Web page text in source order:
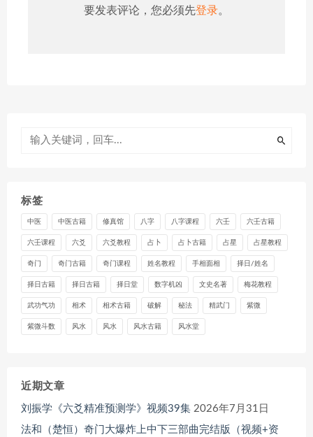
要发表评论，您必须先登录。
标签
中医 中医古籍 修真馆 八字 八字课程 六壬 六壬古籍
六壬课程 六爻 六爻教程 占卜 占卜古籍 占星 占星教程
奇门 奇门古籍 奇门课程 姓名教程 手相面相 择日/姓名
择日古籍 择日古籍 择日堂 数字机凶 文史名著 梅花教程
武功气功 相术 相术古籍 破解 秘法 精武门 紫微
紫微斗数 风水 风水 风水古籍 风水堂
近期文章
刘振学《六爻精准预测学》视频39集 2026年7月31日
法和（楚恒）奇门大爆炸上中下三部曲完结版（视频+资